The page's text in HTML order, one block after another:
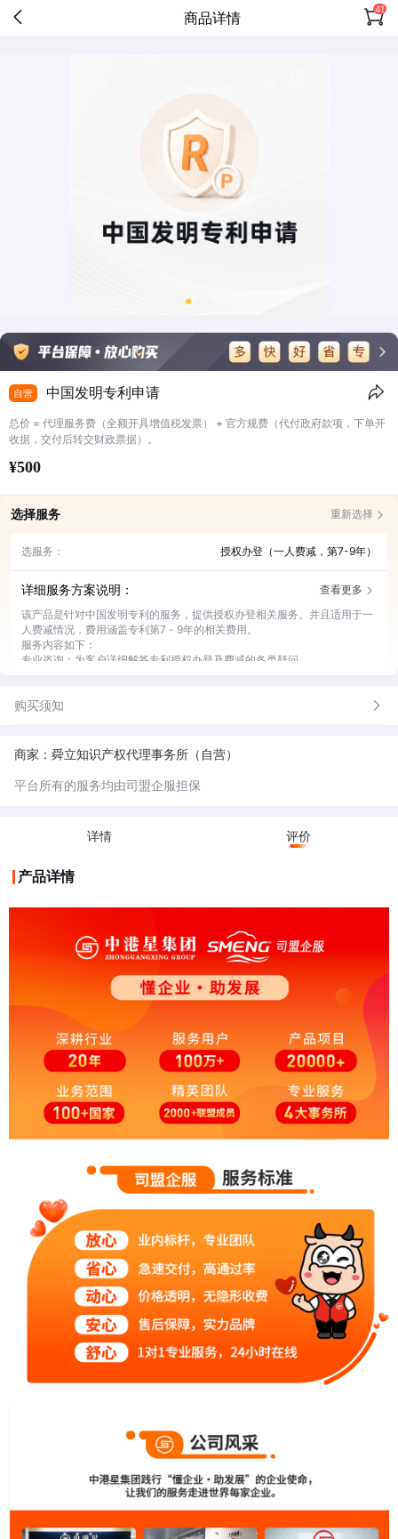
商品详情 41
自营 中国发明专利申请
总价 = 代理服务费（全额开具增值税发票） + 官方规费（代付政府款项，下单开
收据，交付后转交财政票据）。
¥500
选择服务 重新选择
选服务： 授权办登（一人费减，第7-9年）
详细服务方案说明：
查看更多
该产品是针对中国发明专利的服务，提供授权办登相关服务。并且适用于一
人费减情况，费用涵盖专利第7 - 9年的相关费用。
服务内容如下：
专业咨询：为客户详细解答专利授权办登及费减的各类疑问。
后续维护：负责专利第7 - 9年的费用缴纳等维护工作。
购买须知
商家：舜立知识产权代理事务所（自营）
平台所有的服务均由司盟企服担保
详情 评价
产品详情